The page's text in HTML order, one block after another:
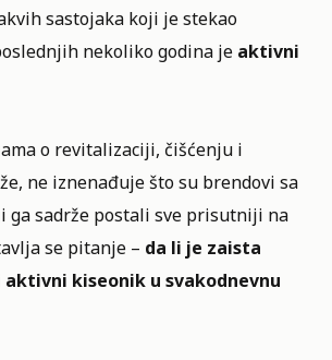
sastojaka koji je stekao
nekoliko godina je aktivni
o revitalizaciji, čišćenju i
ne iznenađuje što su brendovi sa
ga sadrže postali sve prisutniji na
se pitanje – da li je zaista
kiseonik u svakodnevnu